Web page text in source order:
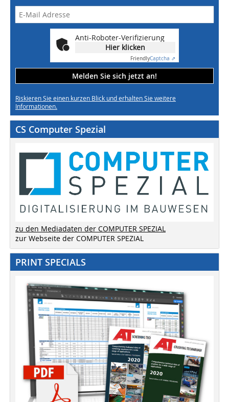
Anti-Roboter-Verifizierung
Hier klicken
FriendlyCaptcha ⇗
Melden Sie sich jetzt an!
Riskieren Sie einen kurzen Blick und erhalten Sie weitere
Informationen.
CS Computer Spezial
zu den Mediadaten der COMPUTER SPEZIAL
zur Webseite der COMPUTER SPEZIAL
PRINT SPECIALS